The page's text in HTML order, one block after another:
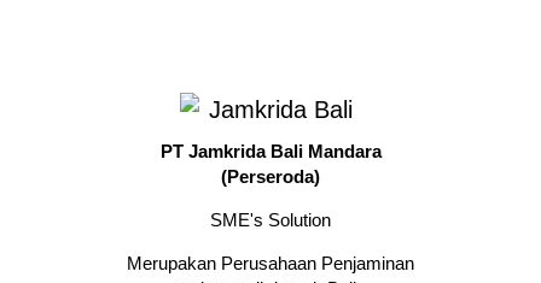
PT Jamkrida Bali Mandara
(Perseroda)
SME's Solution
Merupakan Perusahaan Penjaminan